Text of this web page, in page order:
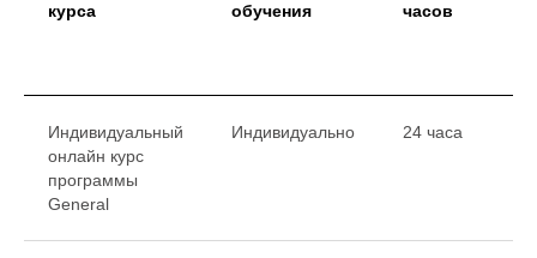
курса
обучения
часов
Индивидуальный
онлайн курс
программы
General
Индивидуально 24 часа